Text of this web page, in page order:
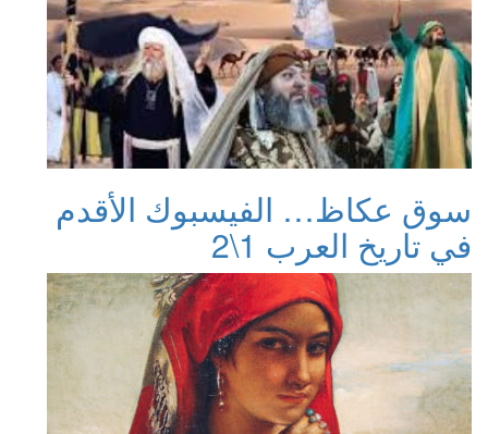
سوق عكاظ… الفيسبوك الأقدم
في تاريخ العرب 1\2